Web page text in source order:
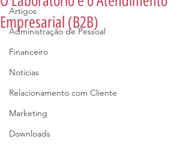
Artigos
Administração de Pessoal
Financeiro
Notícias
Relacionamento com Cliente
Marketing
Downloads
Empresarial (B2B)